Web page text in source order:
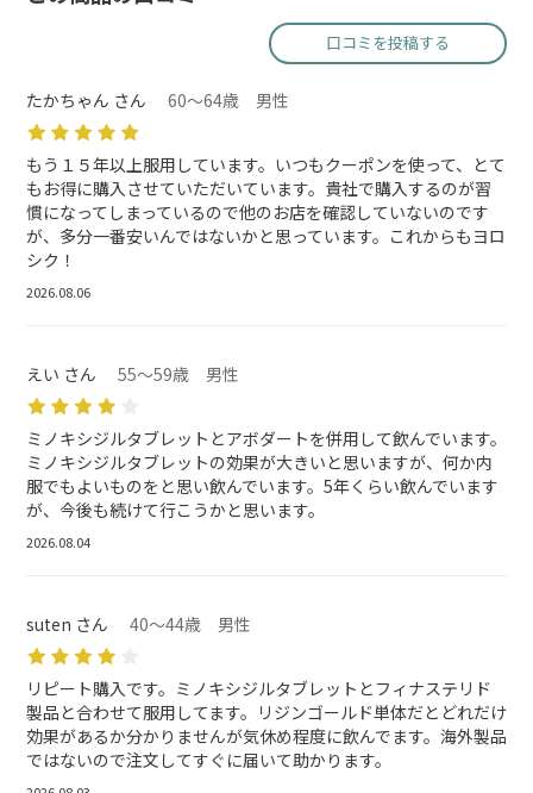
口コミを投稿する
たかちゃん さん 60～64歳 男性
もう１５年以上服用しています。いつもクーポンを使って、とて
もお得に購入させていただいています。貴社で購入するのが習
慣になってしまっているので他のお店を確認していないのです
が、多分一番安いんではないかと思っています。これからもヨロ
シク！
2026.08.06
えい さん 55～59歳 男性
ミノキシジルタブレットとアボダートを併用して飲んでいます。
ミノキシジルタブレットの効果が大きいと思いますが、何か内
服でもよいものをと思い飲んでいます。5年くらい飲んでいます
が、今後も続けて行こうかと思います。
2026.08.04
suten さん 40～44歳 男性
リピート購入です。ミノキシジルタブレットとフィナステリド
製品と合わせて服用してます。リジンゴールド単体だとどれだけ
効果があるか分かりませんが気休め程度に飲んでます。海外製品
ではないので注文してすぐに届いて助かります。